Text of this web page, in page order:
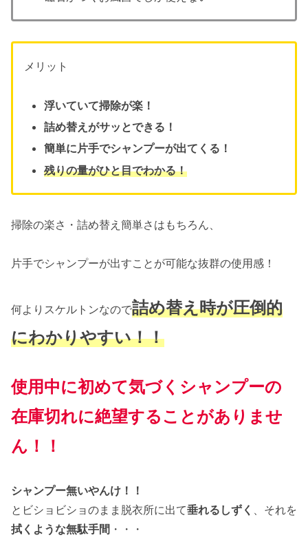
メリット
浮いていて掃除が楽！
詰め替えがサッとできる！
簡単に片手でシャンプーが出てくる！
残りの量がひと目でわかる！
掃除の楽さ・詰め替え簡単さはもちろん、
片手でシャンプーが出すことが可能な抜群の使用感！
何よりスケルトンなので詰め替え時が圧倒的
にわかりやすい！！
使用中に初めて気づくシャンプーの
在庫切れに絶望することがありませ
ん！！
シャンプー無いやんけ！！
とビショビショのまま脱衣所に出て垂れるしずく
、それを
拭くような無駄手間 ・・・